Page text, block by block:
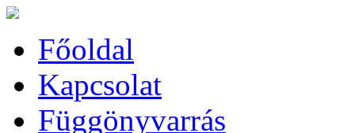
Főoldal
Kapcsolat
Függönyvarrás